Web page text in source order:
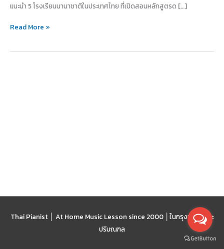
แนะนำ 5 โรงเรียนนานาชาติในประเทศไทย ที่เปิดสอนหลักสูตรด […]
เปิด
หลักสูตร
และ
Read More »
Thai Pianist │ At Home Music Lesson since 2000 │ ในกรุงเทพฯ และ
ปริมณฑล